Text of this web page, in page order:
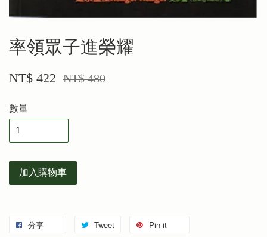
率領眾子進榮耀
NT$ 422 NT$ 480
數量
加入購物車
分享 Tweet Pin it